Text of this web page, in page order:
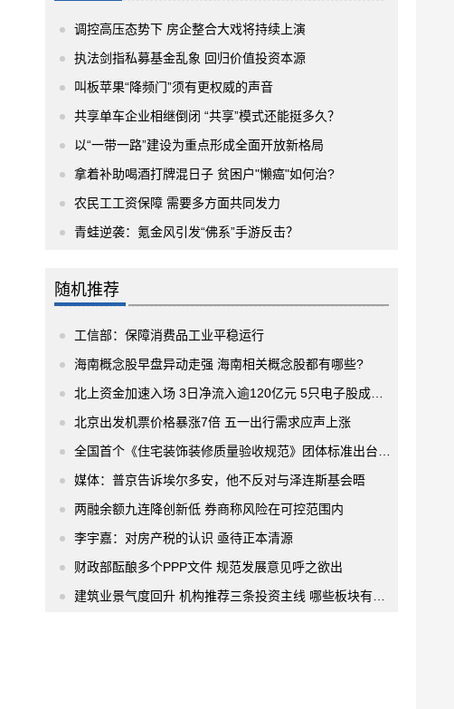
调控高压态势下 房企整合大戏将持续上演
执法剑指私募基金乱象 回归价值投资本源
叫板苹果“降频门”须有更权威的声音
共享单车企业相继倒闭 “共享”模式还能挺多久？
以“一带一路”建设为重点形成全面开放新格局
拿着补助喝酒打牌混日子 贫困户"懒癌"如何治?
农民工工资保障 需要多方面共同发力
青蛙逆袭：氪金风引发“佛系”手游反击？
随机推荐
工信部：保障消费品工业平稳运行
海南概念股早盘异动走强 海南相关概念股都有哪些?
北上资金加速入场 3日净流入逾120亿元 5只电子股成为布局重点
北京出发机票价格暴涨7倍 五一出行需求应声上涨
全国首个《住宅装饰装修质量验收规范》团体标准出台 35家企业积极响应
媒体：普京告诉埃尔多安，他不反对与泽连斯基会晤
两融余额九连降创新低 券商称风险在可控范围内
李宇嘉：对房产税的认识 亟待正本清源
财政部酝酿多个PPP文件 规范发展意见呼之欲出
建筑业景气度回升 机构推荐三条投资主线 哪些板块有望锁定超额收益?